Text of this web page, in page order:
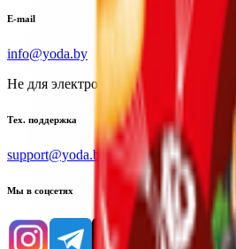
E-mail
info@yoda.by
Не для электронных обращений
Тех. поддержка
support@yoda.by
Мы в соцсетях